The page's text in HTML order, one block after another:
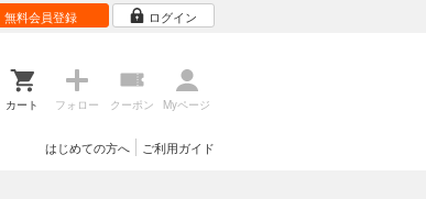
無料会員登録 ログイン
カート フォロー クーポン Myページ
ご利用ガイド
はじめての方へ